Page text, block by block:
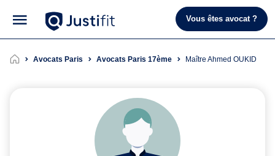
Vous êtes avocat ?
Avocats Paris Avocats Paris 17ème Maître Ahmed OUKID